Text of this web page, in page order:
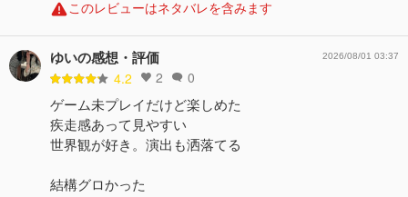
このレビューはネタバレを含みます
ゆいの感想・評価
4.2 2 0
2026/08/01 03:37
ゲーム未プレイだけど楽しめた
疾走感あって見やすい
世界観が好き。演出も洒落てる
結構グロかった